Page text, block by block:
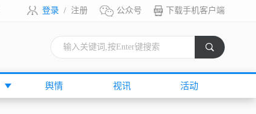
登录 / 注册 公众号 下载手机客户端
舆情 视讯 活动